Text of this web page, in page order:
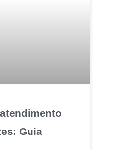
Guia